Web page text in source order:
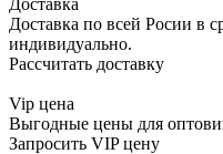
Доставка по всей Росии в
индивидуально.
Рассчитать доставку
Vip цена
Выгодные цены для
Запросить VIP цену